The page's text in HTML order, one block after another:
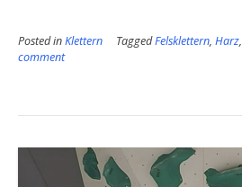
Posted inKlettern TaggedFelsklettern, Harz,
comment